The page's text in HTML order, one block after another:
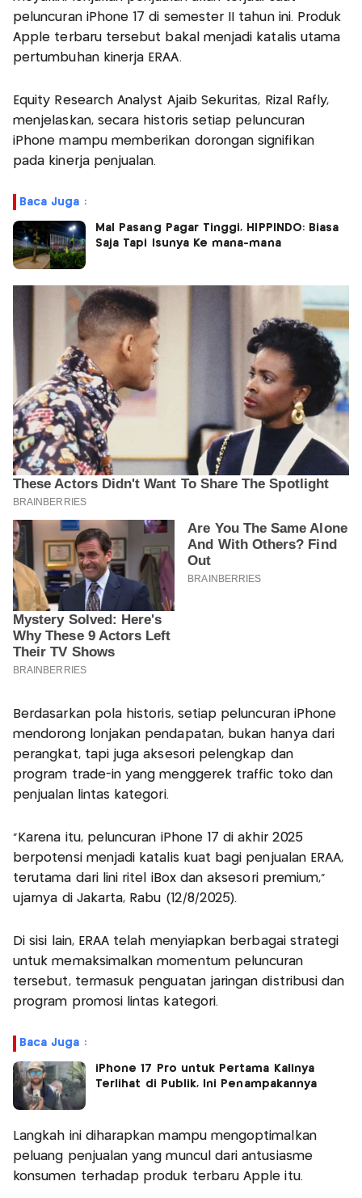
peluncuran iPhone 17 di semester II tahun ini. Produk
Apple terbaru tersebut bakal menjadi katalis utama
pertumbuhan kinerja ERAA.
Equity Research Analyst Ajaib Sekuritas, Rizal Rafly,
menjelaskan, secara historis setiap peluncuran
iPhone mampu memberikan dorongan signifikan
pada kinerja penjualan.
Baca Juga :
Mal Pasang Pagar Tinggi, HIPPINDO: Biasa
Saja Tapi Isunya Ke mana-mana
Berdasarkan pola historis, setiap peluncuran iPhone
mendorong lonjakan pendapatan, bukan hanya dari
perangkat, tapi juga aksesori pelengkap dan
program trade-in yang menggerek traffic toko dan
penjualan lintas kategori.
"Karena itu, peluncuran iPhone 17 di akhir 2025
berpotensi menjadi katalis kuat bagi penjualan ERAA,
terutama dari lini ritel iBox dan aksesori premium,”
ujarnya di Jakarta, Rabu (12/8/2025).
Di sisi lain, ERAA telah menyiapkan berbagai strategi
untuk memaksimalkan momentum peluncuran
tersebut, termasuk penguatan jaringan distribusi dan
program promosi lintas kategori.
Baca Juga :
iPhone 17 Pro untuk Pertama Kalinya
Terlihat di Publik, Ini Penampakannya
Langkah ini diharapkan mampu mengoptimalkan
peluang penjualan yang muncul dari antusiasme
konsumen terhadap produk terbaru Apple itu.